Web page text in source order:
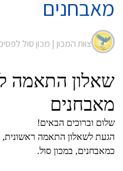
מאבחנים
צוות המכון | מכון סול